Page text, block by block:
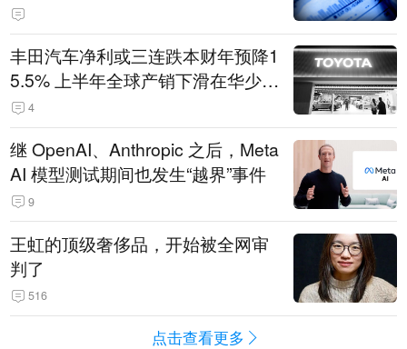
丰田汽车净利或三连跌本财年预降1
5.5% 上半年全球产销下滑在华少卖
14.3万辆
4
继 OpenAI、Anthropic 之后，Meta
AI 模型测试期间也发生“越界”事件
9
王虹的顶级奢侈品，开始被全网审
判了
516
点击查看更多